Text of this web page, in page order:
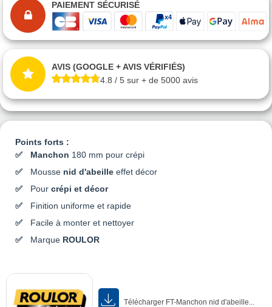
Points forts :
Manchon 180 mm pour crépi
Mousse nid d'abeille effet décor
Pour crépi et décor
Finition uniforme et rapide
Facile à monter et nettoyer
Marque ROULOR
Télécharger FT-Manchon nid d'abeille...
PAIEMENT SÉCURISÉ
AVIS (GOOGLE + AVIS VÉRIFIÉS)
4.8 / 5 sur + de 5000 avis